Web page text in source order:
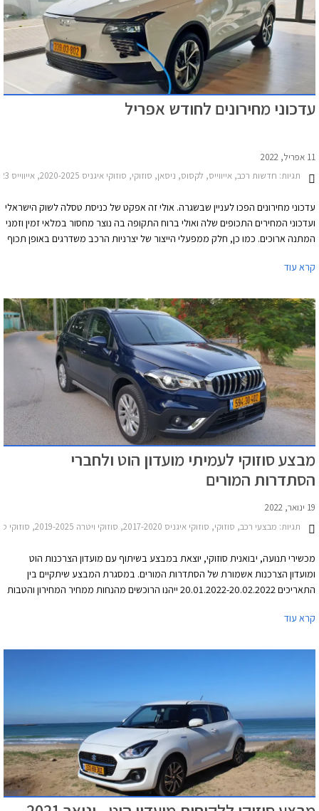
עדכוני מחירונים לחודש אפריל
11 אפריל, 2022
תגיות: חדשות רכב, אייווייס, לקסוס, ניסאן, סוזוקי, סוזוקי איגניס 2020-2025, אייווייס U5 2021-2023, לקסוס IS 2021-2026, לקסוס LS 2018-2021, לקסוס NX 2022-2026, ניסאן ג'וק 2020-2024, ניסאן מיקרה 2019-2023, ניסאן אלטימה 2019-2023, סוזוקי סוויפט 2020-2024סוזוקי ג'ימני 2019-2025
עדכוני מחירונים הפכו לעניין שבשגרה. אולי זה אפקט של כניסת טסלה לשוק הישראלי
ועדכוני המחירים התכופים שלה ואולי ברוח התקופה בה נוצר מחסור במלאי זמין וזמני
המתנה ארוכים. כמו כן, חלק ממפעלי הייצור של יצרניות הרכב משדרגים באופן תכוף
קרא עוד
מבצע סוזוקי לעמיתי מועדון הוט ולחברי
הסתדרות המורים
19 ינואר, 2022
תגיות: מבצעי רכב, סוזוקי, סוזוקי איגניס 2017-2020, סוזוקי ויטרה 2019-2025, סוזוקי סוויפט 2020-2024, סוזוקי קרוסאובר 2017-2022סוזוקי ג'ימני 2019-2025
מכשירי תנועה, יבואנית סוזוקי, יוצאת במבצע בשיתוף עם מועדון הצרכנות הוט
ומועדון הצרכנות אשמורת של הסתדרות המורים. במסגרת המבצע שיתקיים בין
התאריכים 20.01.2022-20.02.2022 ייהנו הרוכשים מהנחות ממחיר המחירון והטבות
כספא מבית מכשירי תנועה, עם אופציה לחבילת שירות הכוללת טיפולים תקופתיים,
קרא עוד